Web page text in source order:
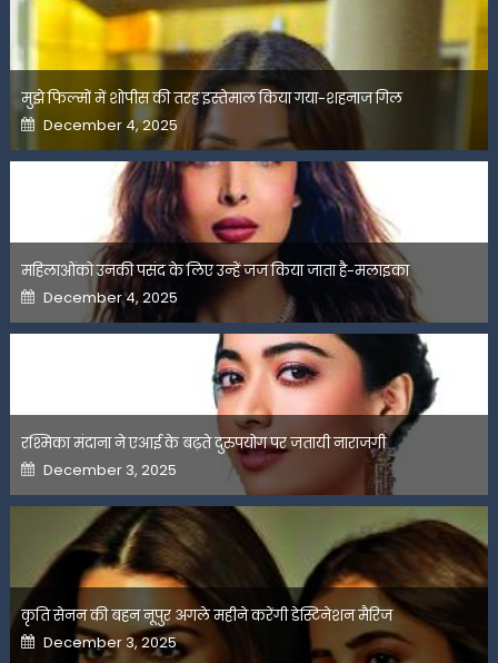
मुझे फिल्मों में शोपीस की तरह इस्तेमाल किया गया-शहनाज गिल
Posted
on
December 4, 2025
महिलाओंको उनकी पसंद के लिए उन्हें जज किया जाता है-मलाइका
Posted
on
December 4, 2025
रश्मिका मंदाना ने एआई के बढ़ते दुरुपयोग पर जतायी नाराजगी
Posted
on
December 3, 2025
कृति सेनन की बहन नूपुर अगले महीने करेंगी डेस्टिनेशन मैरिज
Posted
on
December 3, 2025